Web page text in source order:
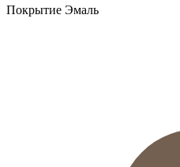
Покрытие Эмаль